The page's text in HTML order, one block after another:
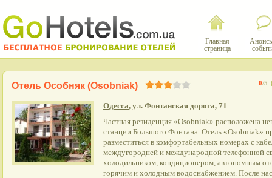
Главная
страница
0/5
Отель Особняк (Osobniak)
Одесса, ул. Фонтанская дорога, 71
Частная резиденция «Osobniak» расположена
станции Большого Фонтана. Отель «Osobniak»
разместиться в комфортабельных номерах с
междугородней и международной телефонной
холодильником, кондиционером, автономным
горячим и холодным водоснабжением. После